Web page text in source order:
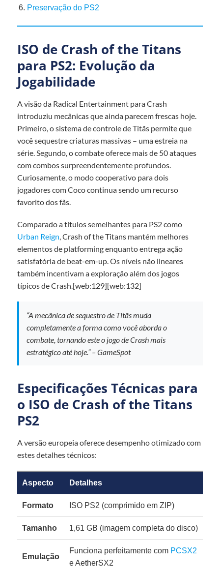
Preservação do PS2
ISO de Crash of the Titans
para PS2: Evolução da
Jogabilidade
A visão da Radical Entertainment para Crash
introduziu mecânicas que ainda parecem frescas hoje.
Primeiro, o sistema de controle de Titãs permite que
você sequestre criaturas massivas – uma estreia na
série. Segundo, o combate oferece mais de 50 ataques
com combos surpreendentemente profundos.
Curiosamente, o modo cooperativo para dois
jogadores com Coco continua sendo um recurso
favorito dos fãs.
Comparado a títulos semelhantes para PS2 como
Urban Reign, Crash of the Titans mantém melhores
elementos de platforming enquanto entrega ação
satisfatória de beat-em-up. Os níveis não lineares
também incentivam a exploração além dos jogos
típicos de Crash.[web:129][web:132]
“A mecânica de sequestro de Titãs muda
completamente a forma como você aborda o
combate, tornando este o jogo de Crash mais
estratégico até hoje.” – GameSpot
Especificações Técnicas para
o ISO de Crash of the Titans
PS2
A versão europeia oferece desempenho otimizado com
estes detalhes técnicos:
Aspecto Detalhes
Formato ISO PS2 (comprimido em ZIP)
Tamanho 1,61 GB (imagem completa do disco)
Emulação
Funciona perfeitamente com PCSX2
e AetherSX2